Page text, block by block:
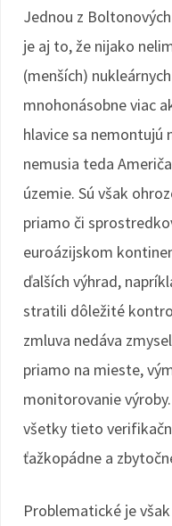
Jednou z
je aj to, že nijako
(menších)
mnohonásobne viac
hlavice sa
nemusia teda
územie. Sú však
priamo či
euroázijskom
ďalších výhrad,
stratili dôležité
zmluva nedáva
priamo na mieste,
monitorovanie
všetky tieto
ťažkopádne a
Problematické je